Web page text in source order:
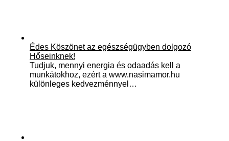
Édes Köszönet az egészségügyben dolgozó
Hőseinknek!
Tudjuk, mennyi energia és odaadás kell a
munkátokhoz, ezért a www.nasimamor.hu
különleges kedvezménnyel…